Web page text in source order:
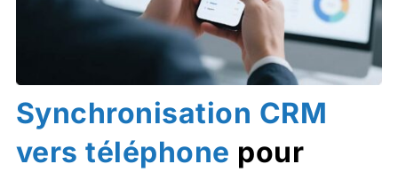
Synchronisation CRM
vers téléphone pour